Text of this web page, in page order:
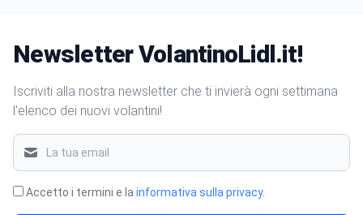
Newsletter VolantinoLidl.it!
Iscriviti alla nostra newsletter che ti invierà ogni settimana
l'elenco dei nuovi volantini!
Accetto i termini e la informativa sulla privacy.